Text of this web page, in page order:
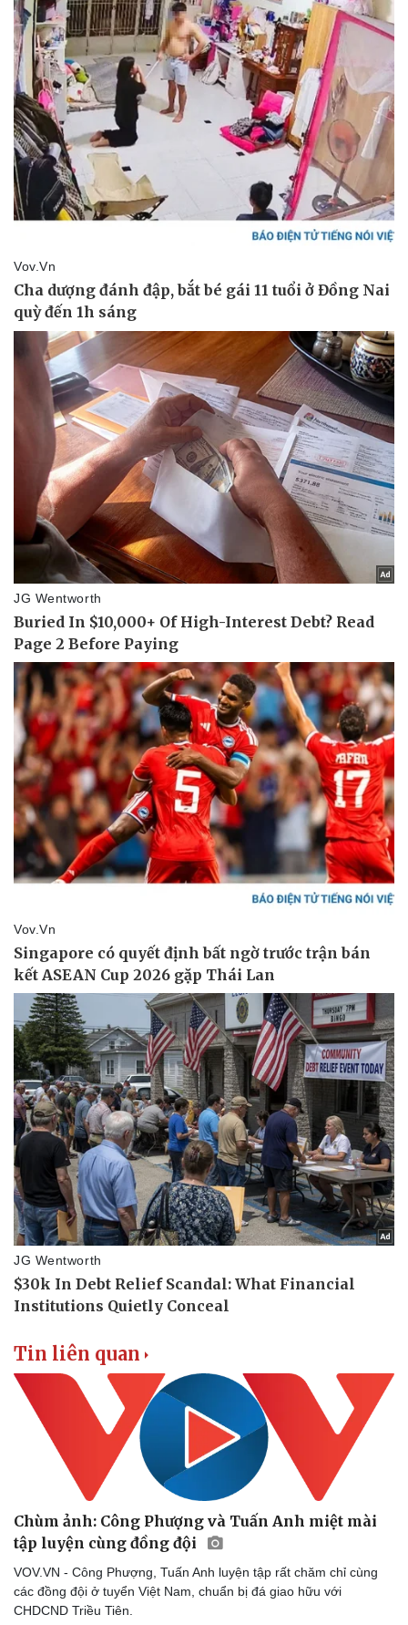
Pháp luật
Vụ án
Tin nóng
Tư vấn luật
Vũ khí
Phân tích
Thể thao
Bóng đá
Lịch thi đấu bóng đá
Thế giới thể thao
eSports
Ô tô - Xe máy
Xe máy
Tư vấn
Tin liên quan
Chùm ảnh: Công Phượng và Tuấn Anh miệt mài
tập luyện cùng đồng đội
VOV.VN - Công Phượng, Tuấn Anh luyện tập rất chăm chỉ cùng
các đồng đội ở tuyển Việt Nam, chuẩn bị đá giao hữu với
CHDCND Triều Tiên.